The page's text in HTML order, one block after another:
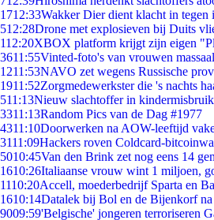
1712:33Wakker Dier dient klacht in tegen
512:28Drone met explosieven bij Duits
112:20XBOX platform krijgt zijn eigen
3611:55Vinted-foto's van vrouwen
1211:53NAVO zet wegens Russische
1911:52Zorgmedewerkster die 's nachts
511:13Nieuw slachtoffer in
3311:13Random Pics van de Dag #1977
4311:10Doorwerken na AOW-leeftijd
3111:09Hackers roven Coldcard-
5010:45Van den Brink zet nog eens 14
1610:26Italiaanse vrouw wint 1 miljoen,
1110:20Accell, moederbedrijf Sparta en
1610:14Datalek bij Bol en de Bijenkorf
9009:59'Belgische' jongeren terroriseren